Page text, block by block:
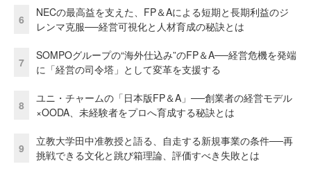
6
NECの最高益を支えた、FP＆Aによる短期と長期利益のジ
レンマ克服──経営可視化と人材育成の秘訣とは
7
SOMPOグループの“海外仕込み”のFP＆A──経営危機を発端
に「経営の司令塔」として変革を支援する
8
ユニ・チャームの「日本版FP＆A」──創業者の経営モデル
×OODA、未経験者をプロへ育成する秘訣とは
9
立教大学田中准教授と語る、自走する新規事業の条件──再
挑戦できる文化と跳び箱理論、評価すべき失敗とは